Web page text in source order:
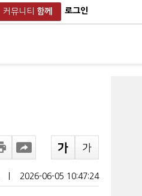
커뮤니티 함께 로그인
2026-06-05 10:47:24